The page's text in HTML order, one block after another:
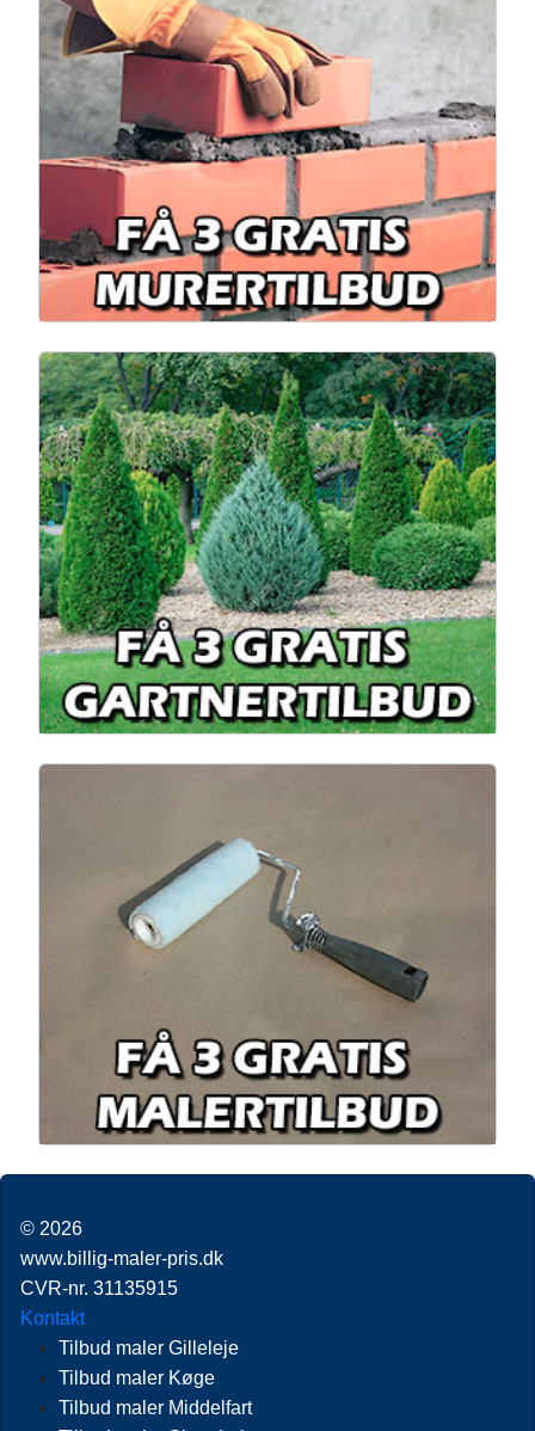
© 2026
www.billig-maler-pris.dk
CVR-nr. 31135915
Kontakt
Tilbud maler Gilleleje
Tilbud maler Køge
Tilbud maler Middelfart